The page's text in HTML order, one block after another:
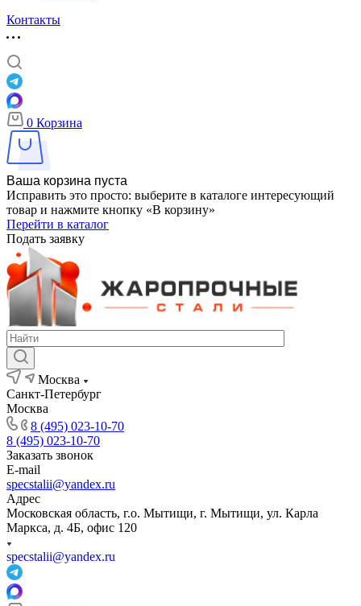
Контакты
0 Корзина
Ваша корзина пуста
Исправить это просто: выберите в каталоге интересующий
товар и нажмите кнопку «В корзину»
Перейти в каталог
Подать заявку
Москва
Санкт-Петербург
Москва
8 (495) 023-10-70
8 (495) 023-10-70
Заказать звонок
E-mail
specstalii@yandex.ru
Адрес
Московская область, г.о. Мытищи, г. Мытищи, ул. Карла
Маркса, д. 4Б, офис 120
specstalii@yandex.ru